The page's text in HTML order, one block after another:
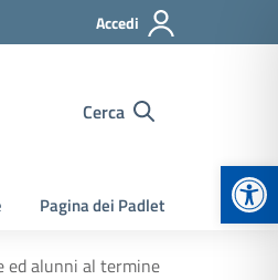
Accedi
Cerca
Pagina dei Padlet
ed alunni al termine